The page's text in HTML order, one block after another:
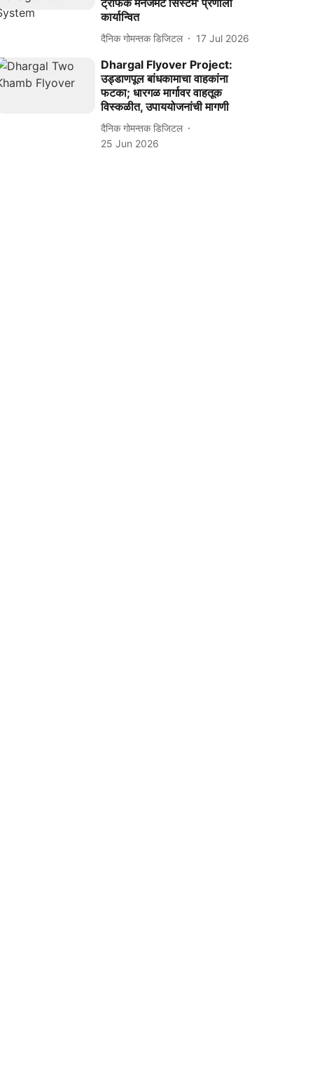
ट्रॅफिक मॅनेजमेंट सिस्टम' प्रणाली
कार्यान्वित
दैनिक गोमन्तक डिजिटल 17 Jul 2026
Dhargal Flyover Project:
उड्डाणपूल बांधकामाचा वाहकांना
फटका; धारगळ मार्गावर वाहतूक
विस्कळीत, उपाययोजनांची मागणी
दैनिक गोमन्तक डिजिटल
25 Jun 2026